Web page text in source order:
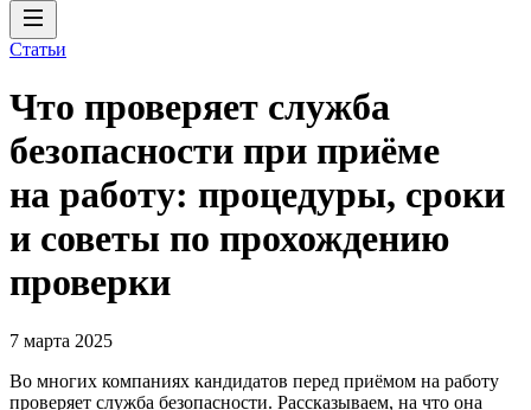
Статьи
Что проверяет служба
безопасности при приёме
на работу: процедуры, сроки
и советы по прохождению
проверки
7 марта 2025
Во многих компаниях кандидатов перед приёмом на работу
проверяет служба безопасности. Рассказываем, на что она